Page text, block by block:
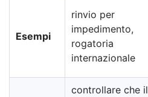
Esempi
rinvio per
impedimento,
rogatoria
internazionale
controllare che il